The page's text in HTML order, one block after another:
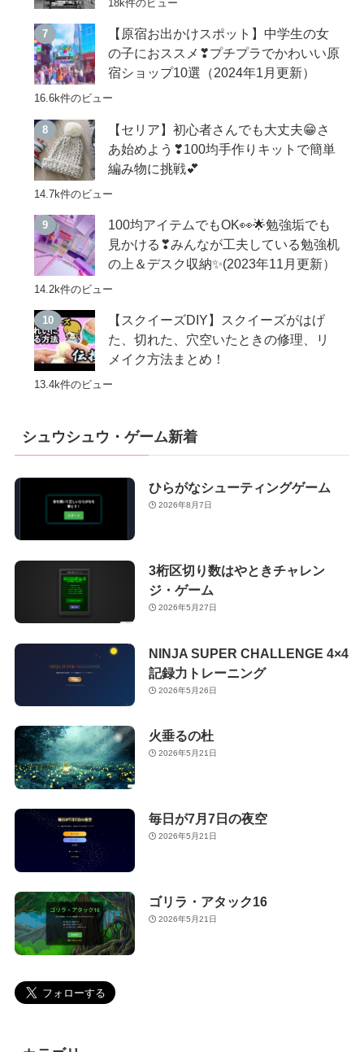
18k件のビュー
【原宿お出かけスポット】中学生の女
の子におススメ❣プチプラでかわいい原
宿ショップ10選（2024年1月更新）
16.6k件のビュー
【セリア】初心者さんでも大丈夫😁さ
あ始めよう❣100均手作りキットで簡単
編み物に挑戦💕
14.7k件のビュー
100均アイテムでもOK👀🌟勉強垢でも
見かける❣みんなが工夫している勉強机
の上＆デスク収納✨(2023年11月更新）
14.2k件のビュー
【スクイーズDIY】スクイーズがはげ
た、切れた、穴空いたときの修理、リ
メイク方法まとめ！
13.4k件のビュー
シュウシュウ・ゲーム新着
ひらがなシューティングゲーム
2026年8月7日
3桁区切り数はやときチャレン
ジ・ゲーム
2026年5月27日
NINJA SUPER CHALLENGE 4×4
記録力トレーニング
2026年5月26日
火垂るの杜
2026年5月21日
毎日が7月7日の夜空
2026年5月21日
ゴリラ・アタック16
2026年5月21日